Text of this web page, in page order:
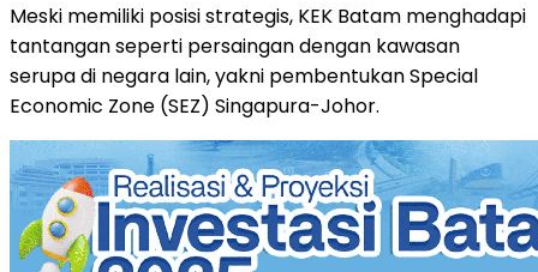
Meski memiliki posisi strategis, KEK Batam menghadapi
tantangan seperti persaingan dengan kawasan
serupa di negara lain, yakni pembentukan Special
Economic Zone (SEZ) Singapura-Johor.